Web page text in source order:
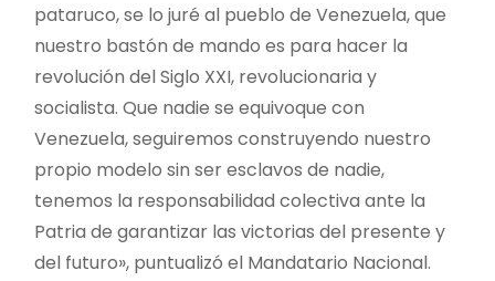
pataruco, se lo juré al pueblo de Venezuela, que
nuestro bastón de mando es para hacer la
revolución del Siglo XXI, revolucionaria y
socialista. Que nadie se equivoque con
Venezuela, seguiremos construyendo nuestro
propio modelo sin ser esclavos de nadie,
tenemos la responsabilidad colectiva ante la
Patria de garantizar las victorias del presente y
del futuro», puntualizó el Mandatario Nacional.